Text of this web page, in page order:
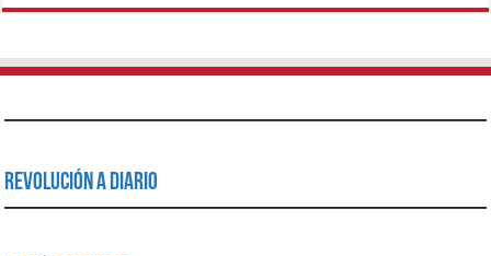
Revolución a Diario